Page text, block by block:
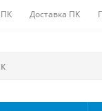
ПК Доставка ПК